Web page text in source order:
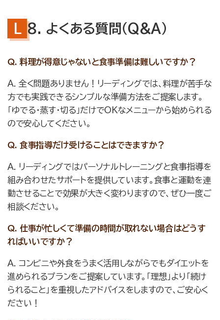
8. よくある質問（Q&A）
Q. 料理が得意じゃないと食事準備は難しいですか？
A. 全く問題ありません！リーディングでは、料理が苦手な
方でも実践できるシンプルな準備方法をご提案します。
「ゆでる・蒸す・切る」だけでOKなメニューから始められる
ので安心してください。
Q. 食事指導だけ受けることはできますか？
A. リーディングではパーソナルトレーニングと食事指導を
組み合わせたサポートを提供しています。食事と運動を連
動させることで効果が大きく変わりますので、ぜひ一度ご
相談ください。
Q. 仕事が忙しくて準備の時間が取れない場合はどうす
ればいいですか？
A. コンビニや外食をうまく活用しながらでもダイエットを
進められるプランをご提案しています。「理想」より「続け
られること」を重視したアドバイスをしますので、ご安心く
ださい！